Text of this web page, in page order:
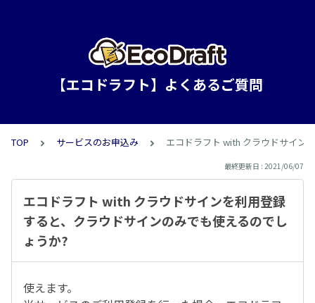
【エコドラフト】よくあるご質問
TOP サービスのお申込み エコドラフト with クラウドサイン
最終更新日 : 2021/06/07
エコドラフト with クラウドサインを利用登録
すると、クラウドサインのみでも使えるのでし
ょうか?
使えます。